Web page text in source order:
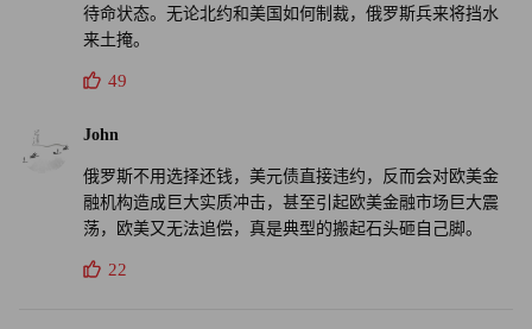
待命状态。无论北约和美国如何制裁，俄罗斯兵来将挡水
来土掩。
49
John
俄罗斯不用选择还钱，美元债直接违约，反而会对欧美金
融机构造成巨大实质冲击，甚至引起欧美金融市场巨大震
荡，欧美又无法追偿，真是典型的搬起石头砸自己脚。
22